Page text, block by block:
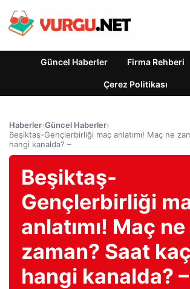
Güncel Haberler Firma Rehberi
Çerez Politikası
Haberler›Güncel Haberler›
Beşiktaş-Gençlerbirliği maç anlatımı! Maç ne
hangi kanalda? –
Beşiktaş-
Gençlerbirliği
anlatımı! Maç ne
zaman? Saat
hangi kanalda? –